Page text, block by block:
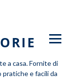
a casa. Fornite di
e facili da